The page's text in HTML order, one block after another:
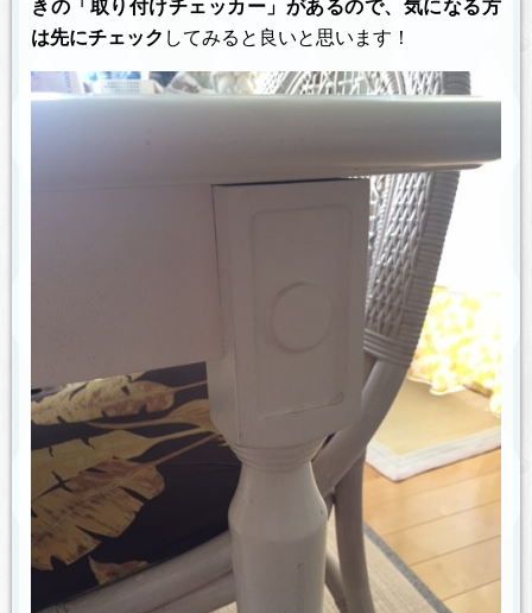
きの「取り付けチェッカー」があるので、気になる方
は先にチェック してみると良いと思います！